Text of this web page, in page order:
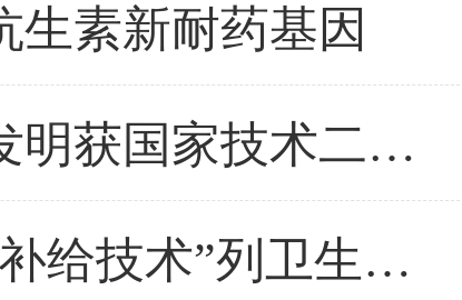
生素新耐药基因
浙医二院一项发明获国家技术二等奖
“肠道高能营养补给技术”列卫生部西部推广项目